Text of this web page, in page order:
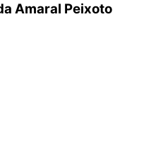
Amaral Peixoto